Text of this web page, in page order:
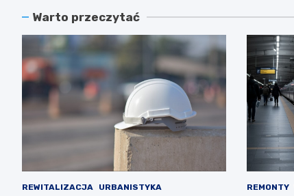
Warto przeczytać
REWITALIZACJA URBANISTYKA REMONTY